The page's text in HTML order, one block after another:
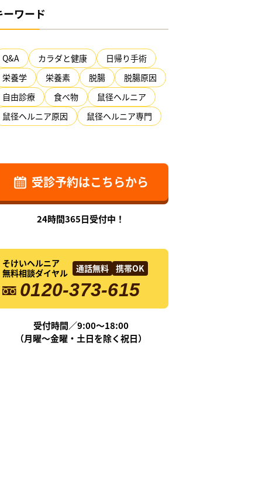
ーワード
Q&A カラダと健康
日帰り手術
栄養学
栄養素 脱腸
脱腸原因
自由診療
食べ物
鼠径ヘルニア
鼠径ヘルニア原因
鼠径ヘルニア専門
受診予約はこちらから
24時間365日受付中！
そけいヘルニア
無料相談ダイヤル
通話無料 携帯OK
0120-373-615
受付時間／9:00〜18:00
（月曜〜金曜・土日を除く祝日）